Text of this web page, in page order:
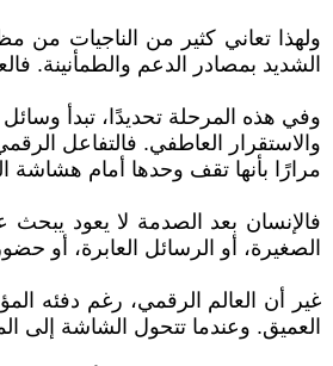
ولهذا تعاني كثير من الناجيات من
الشديد بمصادر الدعم والطمأنينة.
وفي هذه المرحلة تحديدًا، تبدأ
والاستقرار العاطفي. فالتفاعل
مرارًا بأنها تقف وحدها أمام هشاشة
فالإنسان بعد الصدمة لا يعود
الصغيرة، أو الرسائل العابرة،
غير أن العالم الرقمي، رغم دفئه
العميق. وعندما تتحول الشاشة إلى